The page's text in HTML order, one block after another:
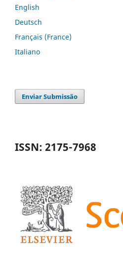
English
Deutsch
Français (France)
Italiano
Enviar Submissão
ISSN: 2175-7968